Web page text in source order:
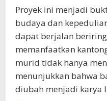
Proyek ini menjadi
budaya dan
dapat berjalan
memanfaatkan
murid tidak hanya
menunjukkan bahwa
diubah menjadi karya